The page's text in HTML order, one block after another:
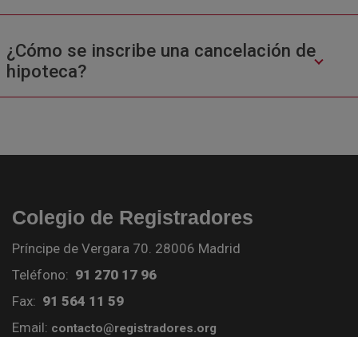
¿Cómo se inscribe una cancelación de
hipoteca?
Colegio de Registradores
Príncipe de Vergara 70. 28006 Madrid
Teléfono: 91 270 17 96
Fax: 91 564 11 59
Email: contacto@registradores.org